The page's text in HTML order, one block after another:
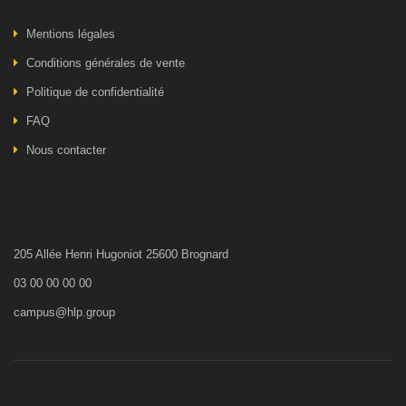
Mentions légales
Conditions générales de vente
Politique de confidentialité
FAQ
Nous contacter
205 Allée Henri Hugoniot 25600 Brognard
03 00 00 00 00
campus@hlp.group